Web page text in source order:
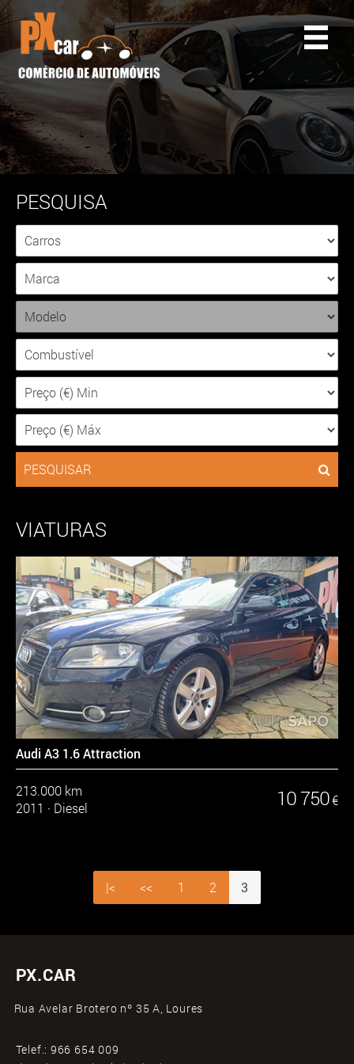
PESQUISA
PESQUISAR
VIATURAS
Audi A3 1.6 Attraction
213.000 km
2011 · Diesel 10 750 €
|< << 1 2 3
PX.CAR
Rua Avelar Brotero nº 35 A, Loures
Telef.: 966 654 009